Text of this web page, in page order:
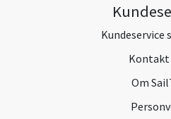
Kundeservice
Kontakt
Om